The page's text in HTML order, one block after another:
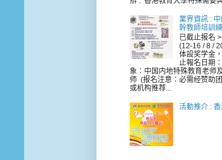
業界資訊 :
幹教師培訓
已截止报名
(12-16 / 8 /
体設奖学金
止報名日期
象：中国内地特殊教育老师
师 (报名注意：必需经赞助
或机构推荐...
活動推介 :